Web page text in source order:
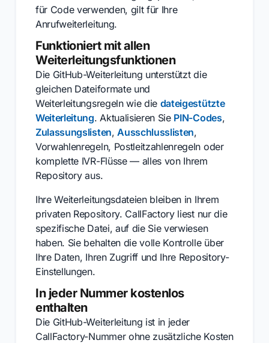
für Code verwenden, gilt für Ihre
Anrufweiterleitung.
Funktioniert mit allen
Weiterleitungsfunktionen
Die GitHub-Weiterleitung unterstützt die
gleichen Dateiformate und
Weiterleitungsregeln wie die dateigestützte
Weiterleitung. Aktualisieren Sie PIN-Codes,
Zulassungslisten,Ausschlusslisten,
Vorwahlenregeln, Postleitzahlenregeln oder
komplette IVR-Flüsse — alles von Ihrem
Repository aus.
Ihre Weiterleitungsdateien bleiben in Ihrem
privaten Repository. CallFactory liest nur die
spezifische Datei, auf die Sie verwiesen
haben. Sie behalten die volle Kontrolle über
Ihre Daten, Ihren Zugriff und Ihre Repository-
Einstellungen.
In jeder Nummer kostenlos
enthalten
Die GitHub-Weiterleitung ist in jeder
CallFactory-Nummer ohne zusätzliche Kosten